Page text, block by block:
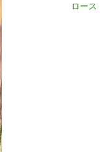
ロース